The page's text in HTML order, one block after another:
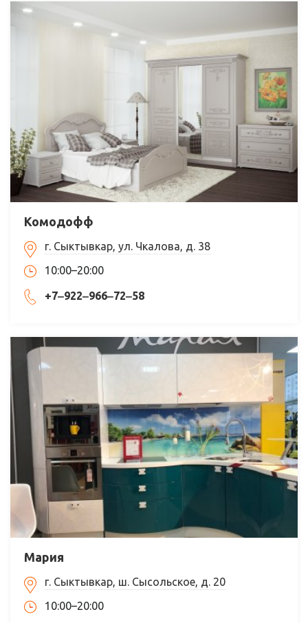
Комодофф
г. Сыктывкар, ул. Чкалова, д. 38
10:00–20:00
+7‒922‒966‒72‒58
Мария
г. Сыктывкар, ш. Сысольское, д. 20
10:00–20:00